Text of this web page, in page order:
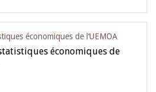
économiques de l‘UEMOA
économiques de